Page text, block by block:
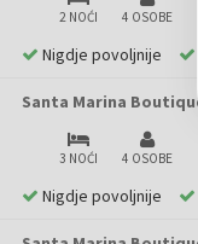
2 NOĆI 4 OSOBE
Nigdje povoljnije
Santa Marina
3 NOĆI 4 OSOBE
Nigdje povoljnije